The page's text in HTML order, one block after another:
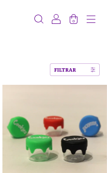
0
FILTRAR